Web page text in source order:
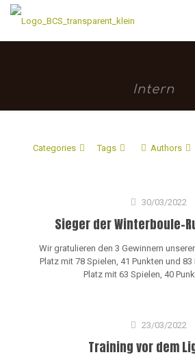
Intern
Categories Tags Authors
30/03/2022
Sieger der Winterboule-
Wir gratulieren den 3 Gewinnern
Platz mit 78 Spielen, 41 Punkten und
Platz mit 63 Spielen, 40
23/03/2022
Training vor dem